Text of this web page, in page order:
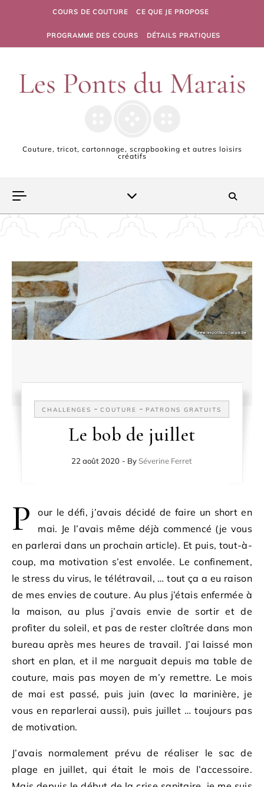
Skip to contentCOURS DE COUTURE CE QUE JE PROPOSE
PROGRAMME DES COURS DÉTAILS PRATIQUES
Couture, tricot, cartonnage, scrapbooking et autres loisirs
créatifs
CHALLENGES -COUTURE - PATRONS GRATUITS
Le bob de juillet
22 août 2020 - By Séverine Ferret
P
our le défi, j’avais décidé de faire un short en
mai. Je l’avais même déjà commencé (je vous
en parlerai dans un prochain article). Et puis, tout-à-
coup, ma motivation s’est envolée. Le confinement,
le stress du virus, le télétravail, … tout ça a eu raison
de mes envies de couture. Au plus j’étais enfermée à
la maison, au plus j’avais envie de sortir et de
profiter du soleil, et pas de rester cloîtrée dans mon
bureau après mes heures de travail. J’ai laissé mon
short en plan, et il me narguait depuis ma table de
couture, mais pas moyen de m’y remettre. Le mois
de mai est passé, puis juin (avec la marinière, je
vous en reparlerai aussi), puis juillet … toujours pas
de motivation.
J’avais normalement prévu de réaliser le sac de
plage en juillet, qui était le mois de l’accessoire.